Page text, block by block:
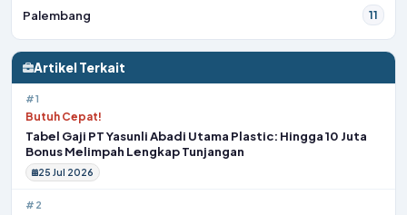
Palembang 11
Artikel Terkait
#1
Butuh Cepat!
Tabel Gaji PT Yasunli Abadi Utama Plastic: Hingga 10 Juta
Bonus Melimpah Lengkap Tunjangan
25 Jul 2026
#2